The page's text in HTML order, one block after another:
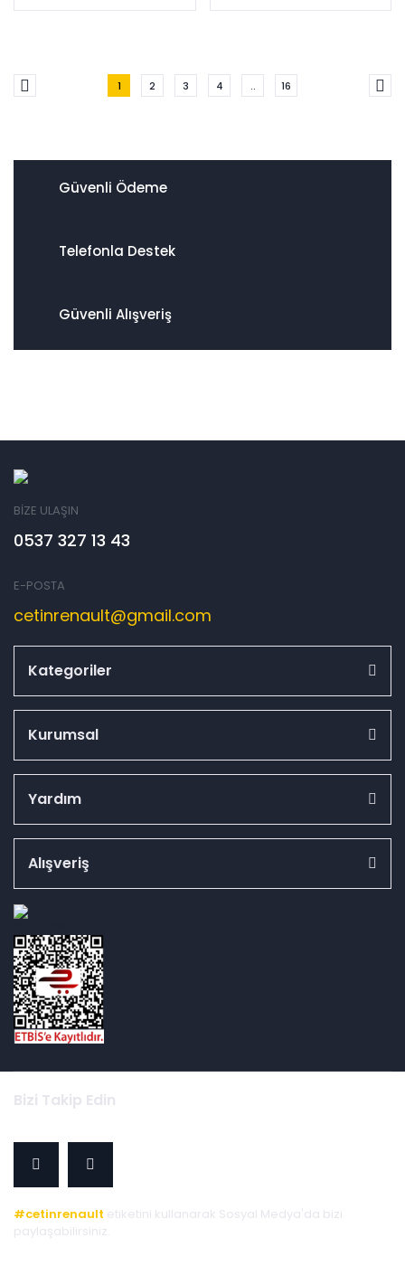
1 2 3 4 .. 16
Güvenli Ödeme
Telefonla Destek
Güvenli Alışveriş
BİZE ULAŞIN
0537 327 13 43
E-POSTA
cetinrenault@gmail.com
Kategoriler
Kurumsal
Yardım
Alışveriş
Bizi Takip Edin
#cetinrenault etiketini kullanarak Sosyal Medya'da bizi
paylaşabilirsiniz.